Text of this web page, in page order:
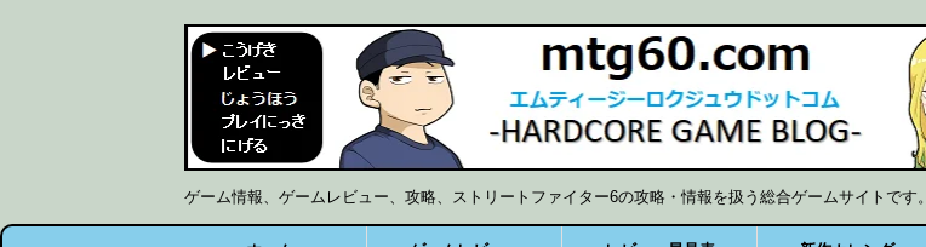
ゲーム情報、ゲームレビュー、攻略、ストリートファイター6の攻略・情報を扱う総合ゲームサイトです。